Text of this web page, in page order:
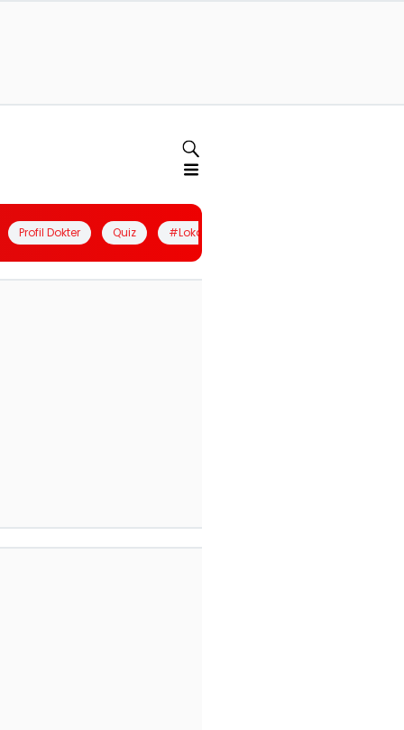
Profil Dokter Quiz #LokalBerdaya